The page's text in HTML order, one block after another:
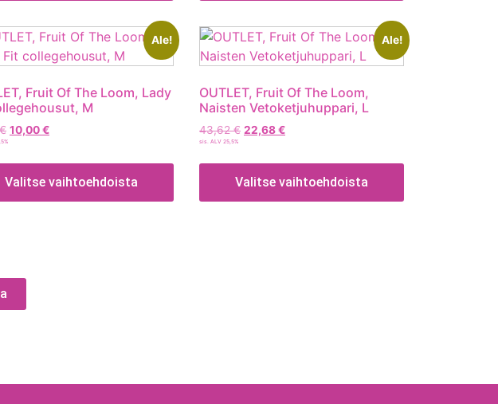
Ale!
Fruit Of The Loom, Lady
M
€ 10,00€
Valitse vaihtoehdoista
Ale!
OUTLET, Fruit Of The Loom,
Naisten Vetoketjuhuppari, L
43,62€ 22,68€
sis. ALV 25,5%
Valitse vaihtoehdoista